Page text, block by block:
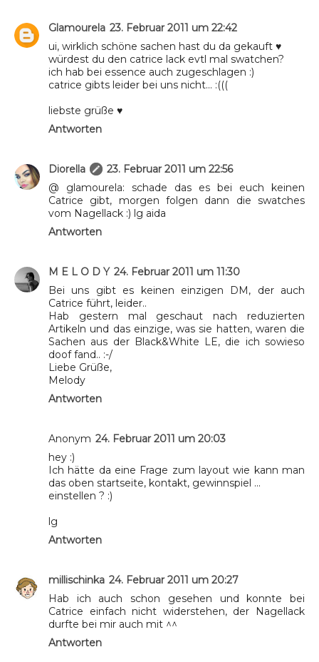
Glamourela 23. Februar 2011 um 22:42
ui, wirklich schöne sachen hast du da gekauft ♥
würdest du den catrice lack evtl mal swatchen?
ich hab bei essence auch zugeschlagen :)
catrice gibts leider bei uns nicht... :(((
liebste grüße ♥
Antworten
Diorella
23. Februar 2011 um 22:56
@ glamourela: schade das es bei euch keinen
Catrice gibt, morgen folgen dann die swatches
vom Nagellack :) lg aida
Antworten
M E L O D Y 24. Februar 2011 um 11:30
Bei uns gibt es keinen einzigen DM, der auch
Catrice führt, leider..
Hab gestern mal geschaut nach reduzierten
Artikeln und das einzige, was sie hatten, waren die
Sachen aus der Black&White LE, die ich sowieso
doof fand.. :-/
Liebe Grüße,
Melody
Antworten
Anonym 24. Februar 2011 um 20:03
hey :)
Ich hätte da eine Frage zum layout wie kann man
das oben startseite, kontakt, gewinnspiel ...
einstellen ? :)
lg
Antworten
millischinka 24. Februar 2011 um 20:27
Hab ich auch schon gesehen und konnte bei
Catrice einfach nicht widerstehen, der Nagellack
durfte bei mir auch mit ^^
Antworten